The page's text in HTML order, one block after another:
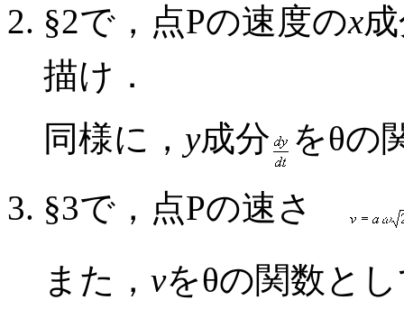
§2で，点Pの速度のx
描け．
同様に， y成分
をθの
§3で，点Pの速さ
また， vをθの関数と